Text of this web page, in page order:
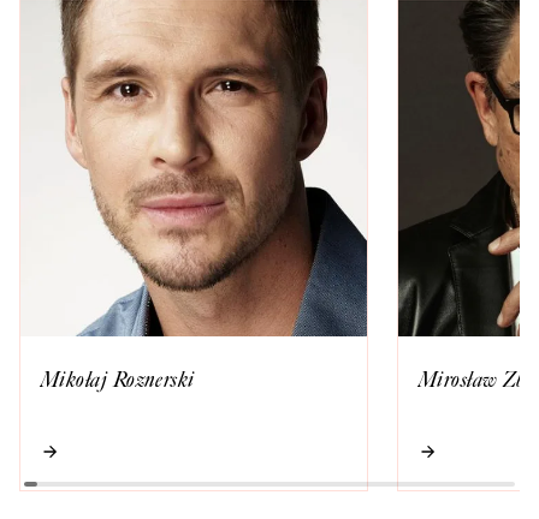
Mikołaj Roznerski Mirosław